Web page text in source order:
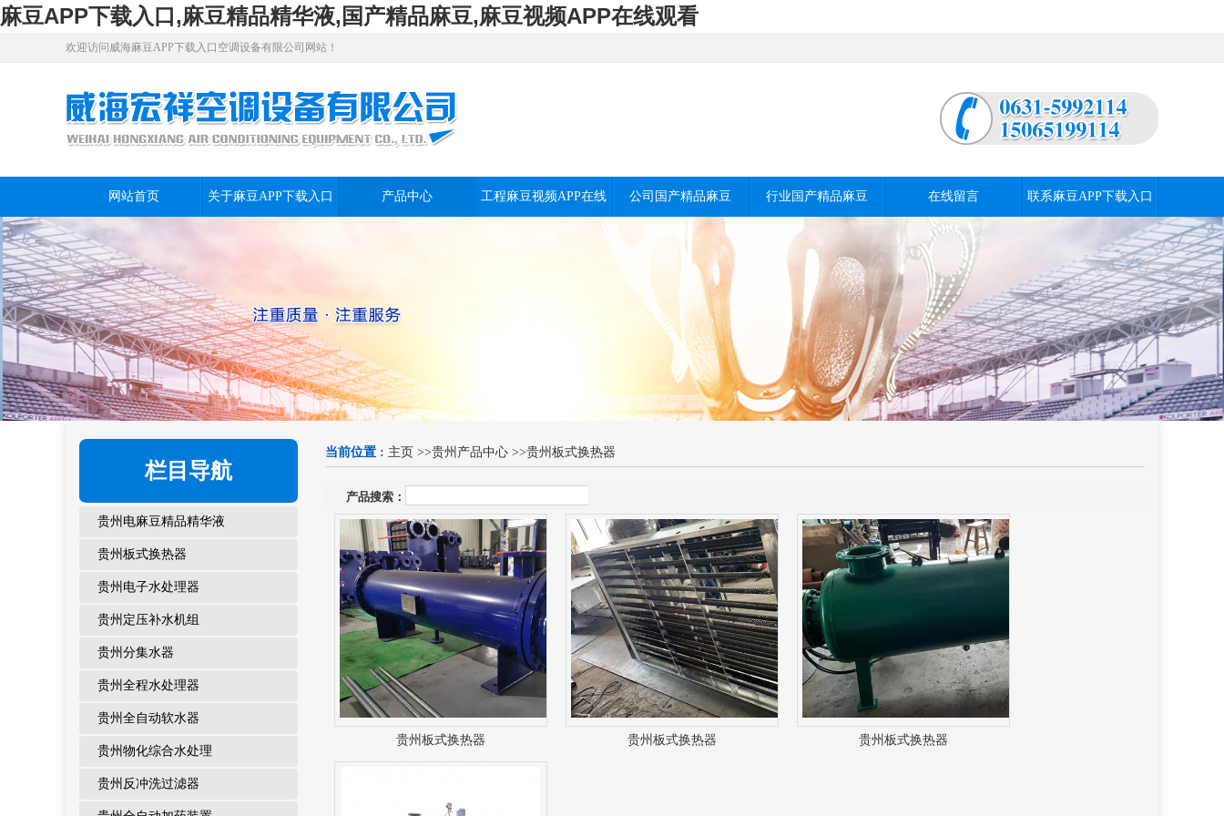
麻豆APP下载入口,麻豆精品精华液,国产精品麻豆,麻豆视频APP在线观看
欢迎访问威海麻豆APP下载入口空调设备有限公司网站！
网站首页 关于麻豆APP下载入口 产品中心 工程麻豆视频APP在线 公司国产精品麻豆 行业国产精品麻豆 在线留言 联系麻豆APP下载入口
栏目导航
贵州电麻豆精品精华液
贵州板式换热器
贵州电子水处理器
贵州定压补水机组
贵州分集水器
贵州全程水处理器
贵州全自动软水器
贵州物化综合水处理
贵州反冲洗过滤器
当前位置 : 主页 >>贵州产品中心 >>贵州板式换热器
产品搜索：
贵州板式换热器 贵州板式换热器 贵州板式换热器